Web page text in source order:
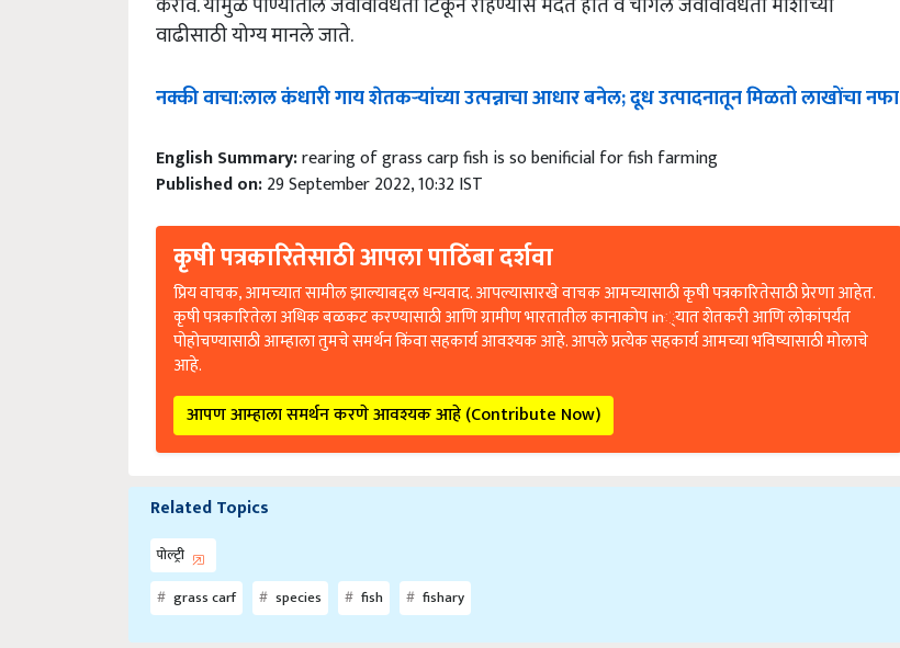
वाढीसाठी योग्य मानले जाते.
नक्कीवाचा:लालकंधारीगायशेतकऱ्यांच्याउत्पन्नाचाआधारबनेल;दूधउत्पादनातूनमिळतोलाखोंचानफा
English Summary:rearing of grass carp fish is so benificial for fish farming
Published on:29 September 2022, 10:32 IST
कृषी पत्रकारितेसाठी आपला पाठिंबा दर्शवा
प्रिय वाचक, आमच्यात सामील झाल्याबद्दल धन्यवाद. आपल्यासारखे वाचक आमच्यासाठी कृषी पत्रकारितेसाठी प्रेरणा आहेत.
कृषी पत्रकारितेला अधिक बळकट करण्यासाठी आणि ग्रामीण भारतातील कानाकोप in्यात शेतकरी आणि लोकांपर्यंत
पोहोचण्यासाठी आम्हाला तुमचे समर्थन किंवा सहकार्य आवश्यक आहे. आपले प्रत्येक सहकार्य आमच्या भविष्यासाठी मोलाचे
आहे.
आपण आम्हाला समर्थन करणे आवश्यक आहे (Contribute Now)
Related Topics
पोल्ट्री
grass carf
species fish fishary